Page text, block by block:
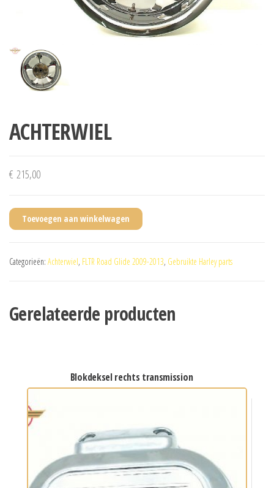
ACHTERWIEL
€ 215,00
Toevoegen aan winkelwagen
Categorieën: Achterwiel, FLTR Road Glide 2009-2013, Gebruikte Harley parts
Gerelateerde producten
blokdeksel rechts transmission